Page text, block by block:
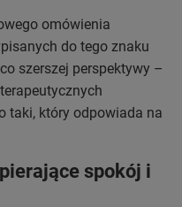
omówienia
do tego znaku
szerszej perspektywy –
taki, który odpowiada na
spokój i